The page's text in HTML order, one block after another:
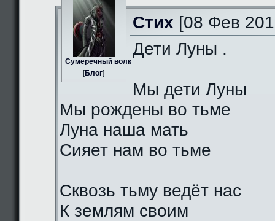
Сумеречный волк
[Блог]
Стих [08 Фев
Дети Луны .
Мы дети Луны
Мы рождены во тьме
Луна наша мать
Сияет нам во тьме
Сквозь тьму ведёт нас
К землям своим